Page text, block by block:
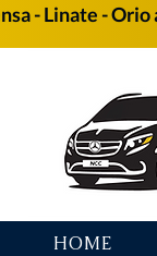
- Linate -
HOME